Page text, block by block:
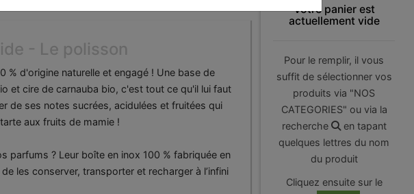
- Le polisson
% d'origine naturelle et engagé ! Une base de
et cire de carnauba bio, c'est tout ce qu'il lui faut
de ses notes sucrées, acidulées et fruitées qui
aux fruits de mamie !
parfums ? Leur boîte en inox 100 % fabriquée en
les conserver, transporter et recharger à l’infini
Votre panier est
actuellement vide
Pour le remplir, il vous
suffit de sélectionner vos
produits via "NOS
CATEGORIES" ou via la
recherche
en tapant
quelques lettres du nom
du produit
Cliquez ensuite sur le